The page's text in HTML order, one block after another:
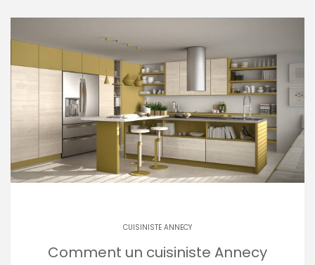
CUISINISTE ANNECY
Comment un cuisiniste Annecy